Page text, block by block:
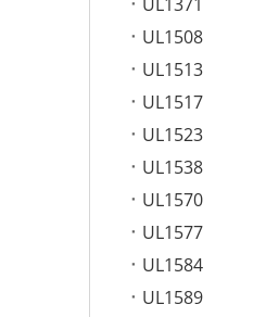
UL1508
UL1513
UL1517
UL1523
UL1538
UL1570
UL1577
UL1584
UL1589